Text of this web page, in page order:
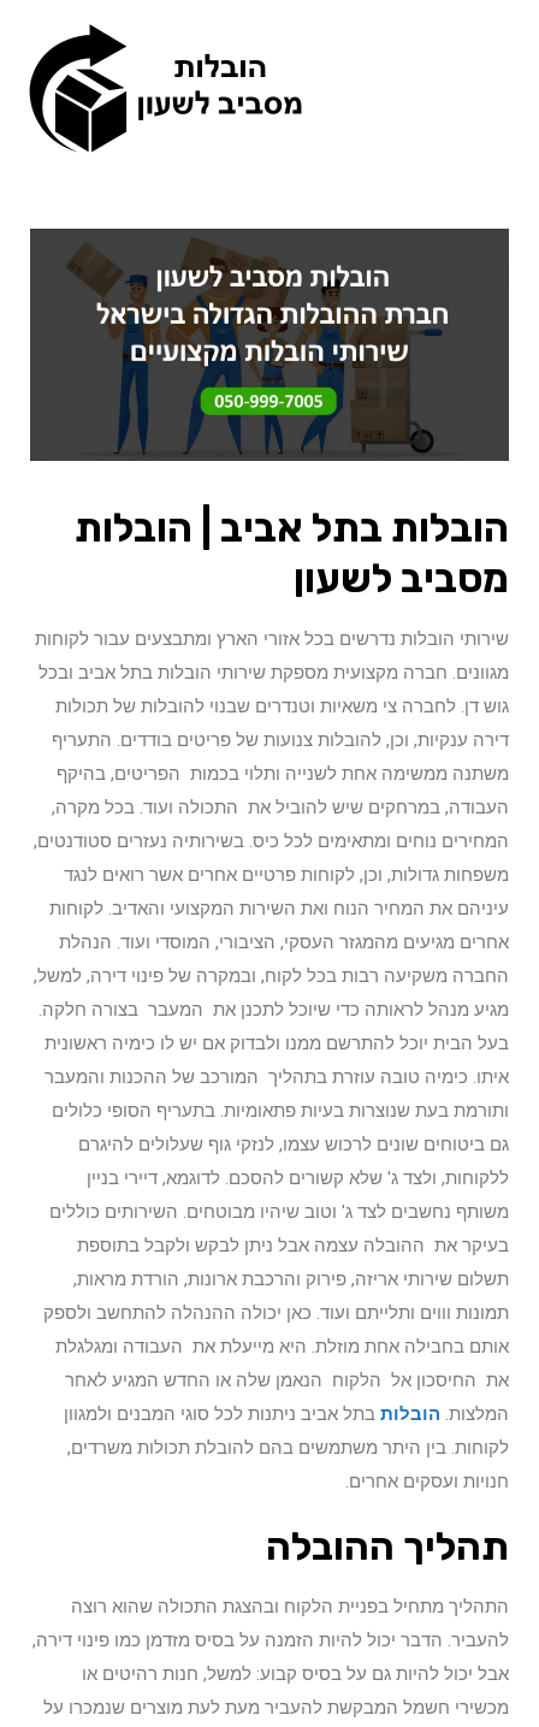
הובלות בתל אביב
| הובלות
מסביב לשעון
שירותי הובלות נדרשים בכל אזורי הארץ ומתבצעים עבור לקוחות
מגוונים. חברה מקצועית מספקת שירותי הובלות בתל אביב ובכל
גוש דן. לחברה צי משאיות וטנדרים שבנוי להובלות של תכולות
דירה ענקיות, וכן, להובלות צנועות של פריטים בודדים. התעריף
משתנה ממשימה אחת לשנייה ותלוי בכמות הפריטים, בהיקף
העבודה, במרחקים שיש להוביל את התכולה ועוד. בכל מקרה,
המחירים נוחים ומתאימים לכל כיס. בשירותיה נעזרים סטודנטים,
משפחות גדולות, וכן, לקוחות פרטיים אחרים אשר רואים לנגד
עיניהם את המחיר הנוח ואת השירות המקצועי והאדיב. לקוחות
אחרים מגיעים מהמגזר העסקי, הציבורי, המוסדי ועוד. הנהלת
החברה משקיעה רבות בכל לקוח, ובמקרה של פינוי דירה, למשל,
מגיע מנהל לראותה כדי שיוכל לתכנן את המעבר בצורה חלקה.
בעל הבית יוכל להתרשם ממנו ולבדוק אם יש לו כימיה ראשונית
איתו. כימיה טובה עוזרת בתהליך המורכב של ההכנות והמעבר
ותורמת בעת שנוצרות בעיות פתאומיות. בתעריף הסופי כלולים
גם ביטוחים שונים לרכוש עצמו, לנזקי גוף שעלולים להיגרם
ללקוחות, ולצד ג' שלא קשורים להסכם. לדוגמא, דיירי בניין
משותף נחשבים לצד ג' וטוב שיהיו מבוטחים. השירותים כוללים
בעיקר את ההובלה עצמה אבל ניתן לבקש ולקבל בתוספת
תשלום שירותי אריזה, פירוק והרכבת ארונות, הורדת מראות,
תמונות וווים ותלייתם ועוד. כאן יכולה ההנהלה להתחשב ולספק
אותם בחבילה אחת מוזלת. היא מייעלת את העבודה ומגלגלת
את החיסכון אל הלקוח הנאמן שלה או החדש המגיע לאחר
המלצות. הובלות בתל אביב ניתנות לכל סוגי המבנים ולמגוון
לקוחות. בין היתר משתמשים בהם להובלת תכולות משרדים,
חנויות ועסקים אחרים.
תהליך ההובלה
התהליך מתחיל בפניית הלקוח ובהצגת התכולה שהוא רוצה
להעביר. הדבר יכול להיות הזמנה על בסיס מזדמן כמו פינוי דירה,
אבל יכול להיות גם על בסיס קבוע: למשל, חנות רהיטים או
מכשירי חשמל המבקשת להעביר מעת לעת מוצרים שנמכרו על